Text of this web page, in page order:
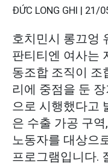
ĐỨC LONG GHI | 21/
호치민시 롱끄엉
판티티엔 여사는
동조합 조직이
리에 중점을 둔 장
으로 시행했다고
은 수출 가공 구
노동자를 대상으
프로그램입니다.